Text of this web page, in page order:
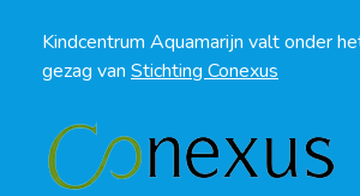
Kindcentrum Aquamarijn valt onder
gezag van Stichting Conexus